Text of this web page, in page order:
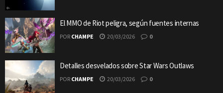
El MMO de Riot peligra, según fuentes internas
POR CHAMPE 20/03/2026 0
Detalles desvelados sobre Star Wars Outlaws
POR CHAMPE 20/03/2026 0